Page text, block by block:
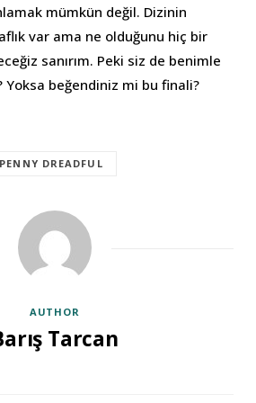
mümkün değil. Dizinin
var ama ne olduğunu hiç bir
sanırım. Peki siz de benimle
Yoksa beğendiniz mi bu finali?
PENNY DREADFUL
AUTHOR
Tarcan